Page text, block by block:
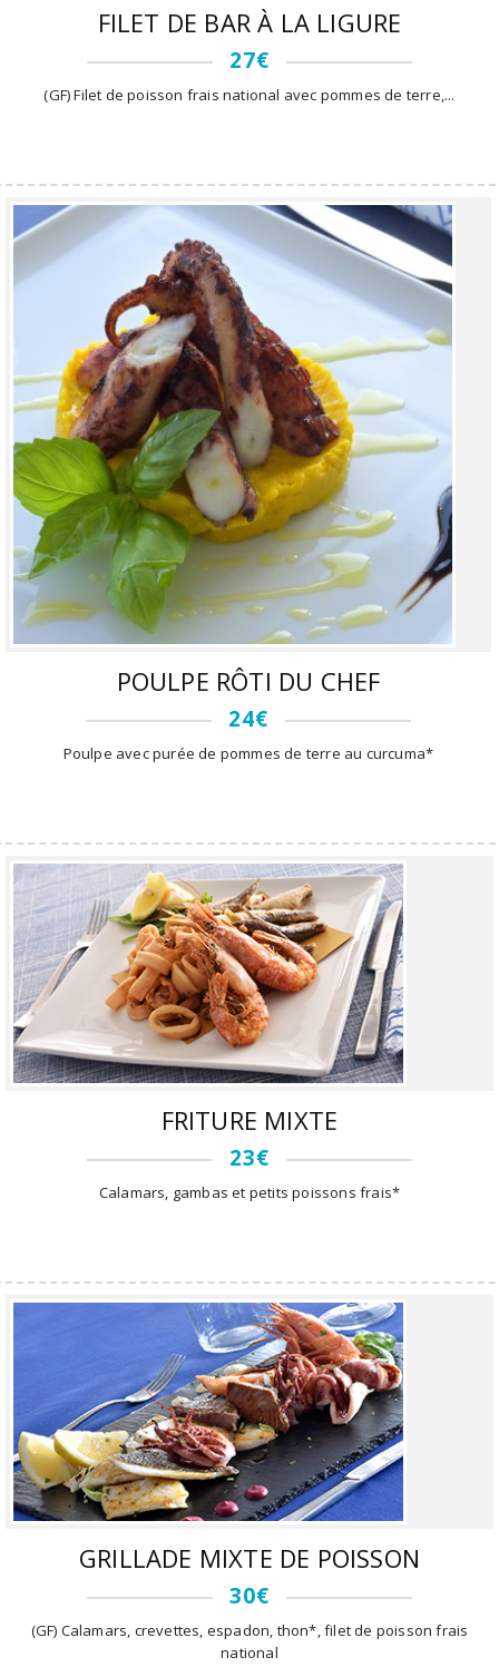
FILET DE BAR À LA LIGURE
27€
(GF) Filet de poisson frais national avec pommes de terre,...
POULPE RÔTI DU CHEF
24€
Poulpe avec purée de pommes de terre au curcuma*
FRITURE MIXTE
23€
Calamars, gambas et petits poissons frais*
GRILLADE MIXTE DE POISSON
30€
(GF) Calamars, crevettes, espadon, thon*, filet de poisson frais
national